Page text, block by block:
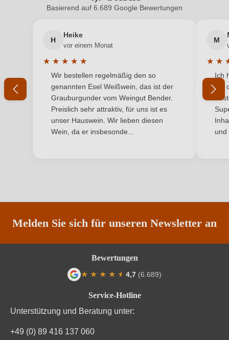
Edelstahltank
Flaschenverschluss
Geschmack Edelsüß
Hersteller Kranz-Junk
Weingut Kranz-Junk, Brunnenstr. 7, 54472
Brauneberg, Deutschland
Restzucker in g/L
Basierend auf 6.689 Google Bewertungen
H
Heike
vor einem Monat
★ ★ ★ ★ ★
Durchschnittliche Bewertung von 5 von 5 Sternen
Wir bestellen regelmäßig den so
genannten Esel Weißwein, das ist der
Grauburgunder vom Weingut Bender.
Preislich sehr attraktiv, für uns ist es
unser Hauswein. Wir lieben diesen
Wein, da er insbesonde...
M
★ ★
Ich
mit
und
Melden Sie sich für unseren Newsletter an
Service-Hotline
Unterstützung und Beratung unter:
+49 (0) 89 416 137 060
Bewertungen
★ ★ ★ ★ ★
★ 4,7 (6.689)